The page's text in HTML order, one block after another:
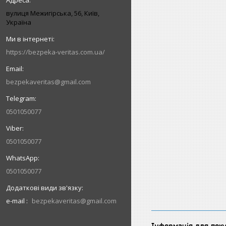
вулиця Межигірська, 56, Київ,
Україна
https://bezpeka-veritas.com.ua/
bezpekaveritas@gmail.com
0501050077
0501050077
0501050077
e-mail bezpekaveritas@gmail.com